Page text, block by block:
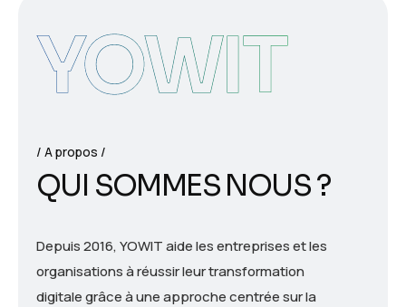
YOWIT
A propos
QUI SOMMES NOUS?
Depuis 2016, YOWITaide les entreprises et les
organisations àréussir leur transformation
digitalegrâce à une approche centrée sur la